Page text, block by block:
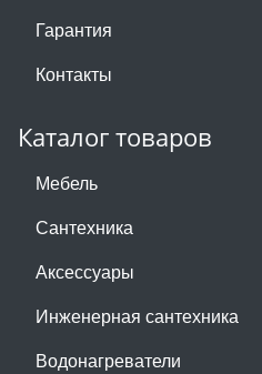
Гарантия
Контакты
Каталог товаров
Мебель
Сантехника
Аксессуары
Инженерная сантехника
Водонагреватели